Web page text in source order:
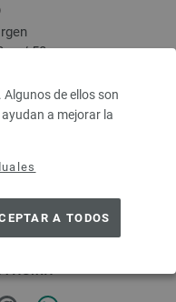
de ellos son
a mejorar la
A TODOS
m / 50 g
base: 58,80 €
PÁGINA